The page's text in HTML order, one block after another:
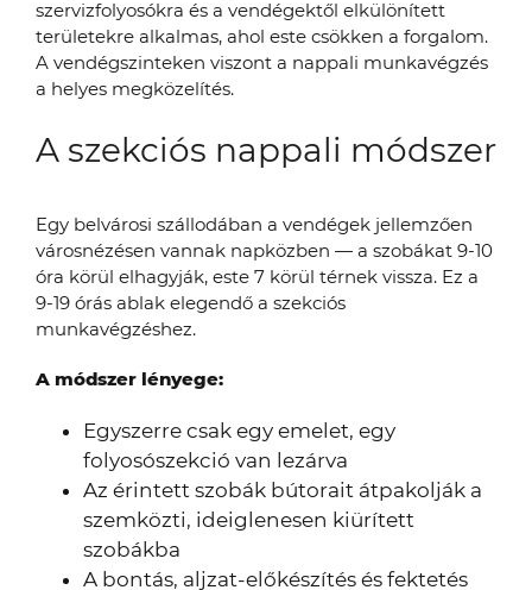
szervizfolyosókra és a vendégektől elkülönített
területekre alkalmas, ahol este csökken a forgalom.
A vendégszinteken viszont a nappali munkavégzés
a helyes megközelítés.
A szekciós nappali módszer
Egy belvárosi szállodában a vendégek jellemzően
városnézésen vannak napközben — a szobákat 9-10
óra körül elhagyják, este 7 körül térnek vissza. Ez a
9-19 órás ablak elegendő a szekciós
munkavégzéshez.
A módszer lényege:
Egyszerre csak egy emelet, egy
folyosószekció van lezárva
Az érintett szobák bútorait átpakolják a
szemközti, ideiglenesen kiürített
szobákba
A bontás, aljzat-előkészítés és fektetés